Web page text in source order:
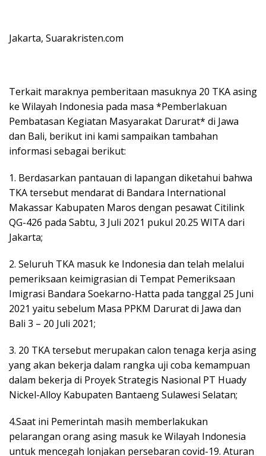
Jakarta, Suarakristen.com
Terkait maraknya pemberitaan masuknya 20 TKA asing
ke Wilayah Indonesia pada masa *Pemberlakuan
Pembatasan Kegiatan Masyarakat Darurat* di Jawa
dan Bali, berikut ini kami sampaikan tambahan
informasi sebagai berikut:
1. Berdasarkan pantauan di lapangan diketahui bahwa
TKA tersebut mendarat di Bandara International
Makassar Kabupaten Maros dengan pesawat Citilink
QG-426 pada Sabtu, 3 Juli 2021 pukul 20.25 WITA dari
Jakarta;
2. Seluruh TKA masuk ke Indonesia dan telah melalui
pemeriksaan keimigrasian di Tempat Pemeriksaan
Imigrasi Bandara Soekarno-Hatta pada tanggal 25 Juni
2021 yaitu sebelum Masa PPKM Darurat di Jawa dan
Bali 3 – 20 Juli 2021;
3. 20 TKA tersebut merupakan calon tenaga kerja asing
yang akan bekerja dalam rangka uji coba kemampuan
dalam bekerja di Proyek Strategis Nasional PT Huady
Nickel-Alloy Kabupaten Bantaeng Sulawesi Selatan;
4.Saat ini Pemerintah masih memberlakukan
pelarangan orang asing masuk ke Wilayah Indonesia
untuk mencegah lonjakan persebaran covid-19. Aturan